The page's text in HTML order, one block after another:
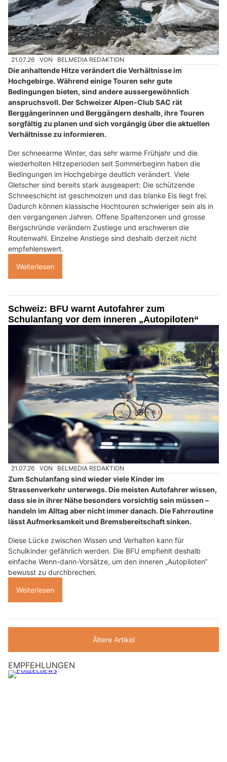
21.07.26 VON BELMEDIA REDAKTION
Die anhaltende Hitze verändert die Verhältnisse im
Hochgebirge. Während einige Touren sehr gute
Bedingungen bieten, sind andere aussergewöhnlich
anspruchsvoll. Der Schweizer Alpen-Club SAC rät
Berggängerinnen und Berggängern deshalb, ihre Touren
sorgfältig zu planen und sich vorgängig über die aktuellen
Verhältnisse zu informieren.
Der schneearme Winter, das sehr warme Frühjahr und die
wiederholten Hitzeperioden seit Sommerbeginn haben die
Bedingungen im Hochgebirge deutlich verändert. Viele
Gletscher sind bereits stark ausgeapert: Die schützende
Schneeschicht ist geschmolzen und das blanke Eis liegt frei.
Dadurch können klassische Hochtouren schwieriger sein als in
den vergangenen Jahren. Offene Spaltenzonen und grosse
Bergschründe verändern Zustiege und erschweren die
Routenwahl. Einzelne Anstiege sind deshalb derzeit nicht
empfehlenswert.
Weiterlesen
Schweiz: BFU warnt Autofahrer zum
Schulanfang vor dem inneren „Autopiloten“
21.07.26 VON BELMEDIA REDAKTION
Zum Schulanfang sind wieder viele Kinder im
Strassenverkehr unterwegs. Die meisten Autofahrer wissen,
dass sie in ihrer Nähe besonders vorsichtig sein müssen –
handeln im Alltag aber nicht immer danach. Die Fahrroutine
lässt Aufmerksamkeit und Bremsbereitschaft sinken.
Diese Lücke zwischen Wissen und Verhalten kann für
Schulkinder gefährlich werden. Die BFU empfiehlt deshalb
einfache Wenn-dann-Vorsätze, um den inneren „Autopiloten“
bewusst zu durchbrechen.
Weiterlesen
Ältere Artikel
EMPFEHLUNGEN